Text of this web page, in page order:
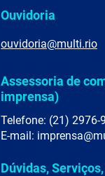
Ouvidoria
ouvidoria@multi.rio
Assessoria de
imprensa)
Telefone: (21) 2976-
E-mail:
Dúvidas,